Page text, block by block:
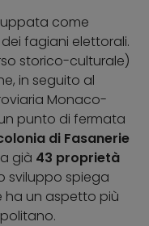
come
fagiani elettorali.
storico-culturale)
in seguito al
Monaco-
punto di fermata
di Fasanerie
già 43 proprietà
sviluppo spiega
ha un aspetto più